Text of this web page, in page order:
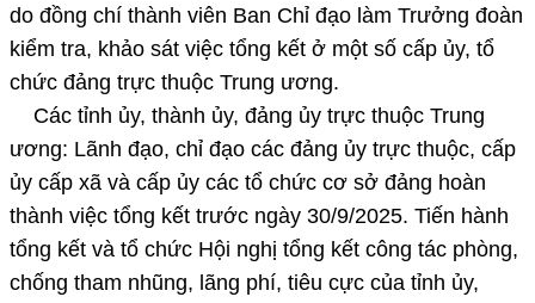
do đồng chí thành viên Ban Chỉ đạo làm Trưởng đoàn
kiểm tra, khảo sát việc tổng kết ở một số cấp ủy, tổ
chức đảng trực thuộc Trung ương.
Các tỉnh ủy, thành ủy, đảng ủy trực thuộc Trung
ương: Lãnh đạo, chỉ đạo các đảng ủy trực thuộc, cấp
ủy cấp xã và cấp ủy các tổ chức cơ sở đảng hoàn
thành việc tổng kết trước ngày 30/9/2025. Tiến hành
tổng kết và tổ chức Hội nghị tổng kết công tác phòng,
chống tham nhũng, lãng phí, tiêu cực của tỉnh ủy,